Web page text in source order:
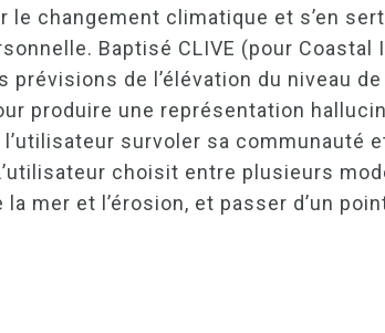
changement climatique et s’en
Baptisé CLIVE (pour Coastal
de l’élévation du niveau
produire une représentation
survoler sa communauté
choisit entre plusieurs
et l’érosion, et passer d’un